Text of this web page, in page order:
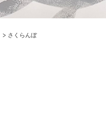
> さくらんぼ